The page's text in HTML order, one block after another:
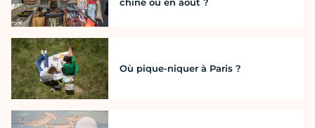
Où pique-niquer à Paris ?